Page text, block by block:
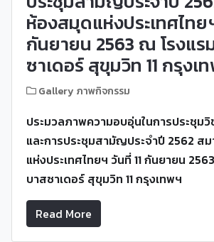
ห้องสมุดแห่งประเทศไทย
กันยายน 2563 ณ โรงแ
ซาเดอร์ สุขุมวิท 11 กรุงเ
Gallery ภาพกิจกรรม
ประมวลภาพความอบอุ่นในการประชุม
และการประชุมสามัญประจำปี 2562 ส
แห่งประเทศไทยฯ วันที่11กันยายน 2563
บาสซาเดอร์ สุขุมวิท 11กรุงเทพฯ
Read More